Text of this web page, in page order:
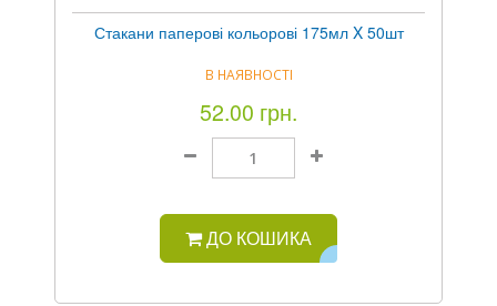
Стакани паперові кольорові 175мл X 50шт
В НАЯВНОСТІ
52.00 грн.
ДО КОШИКА